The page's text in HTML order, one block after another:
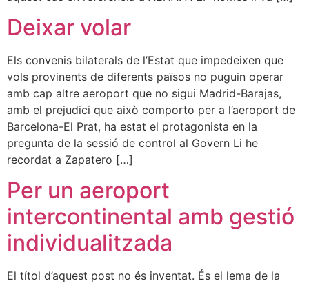
Deixar volar
Els convenis bilaterals de l’Estat que impedeixen que
vols provinents de diferents països no puguin operar
amb cap altre aeroport que no sigui Madrid-Barajas,
amb el prejudici que això comporto per a l’aeroport de
Barcelona-El Prat, ha estat el protagonista en la
pregunta de la sessió de control al Govern Li he
recordat a Zapatero […]
Per un aeroport
intercontinental amb gestió
individualitzada
El títol d’aquest post no és inventat. És el lema de la